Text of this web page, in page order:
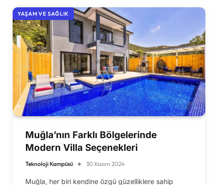
YAŞAM VE SAĞLIK
Muğla’nın Farklı Bölgelerinde
Modern Villa Seçenekleri
Teknoloji Kampüsü 30 Kasım 2024
Muğla, her biri kendine özgü güzelliklere sahip